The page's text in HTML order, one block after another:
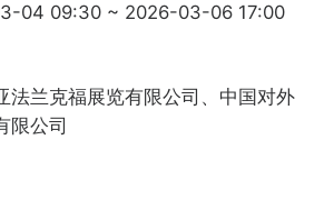
04 09:30 ~ 2026-03-06 17:00
法兰克福展览有限公司、中国对外
限公司